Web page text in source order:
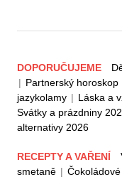
DOPORUČUJEME
| Partnerský horoskop
jazykolamy | Láska a
Svátky a prázdniny
alternativy 2026
RECEPTY A VAŘENÍ
smetaně |